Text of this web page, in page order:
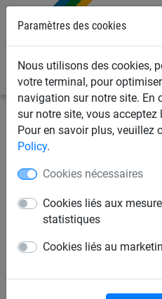
Paramètres des cookies
Nous utilisons des cookies,
votre terminal, pour
navigation sur notre site. En
sur notre site, vous
Pour en savoir plus, veuillez
Policy.
Cookies nécessaires
Cookies liés aux
statistiques
Cookies liés au
Filets de sports Football
en salle
Filet de mini-
1.20m